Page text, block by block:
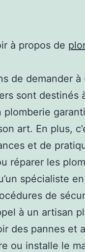
à propos de
de demander
sont destinés
plomberie
art. En plus,
et de
réparer les
spécialiste
de
à un artisan
des pannes et
ou installe le